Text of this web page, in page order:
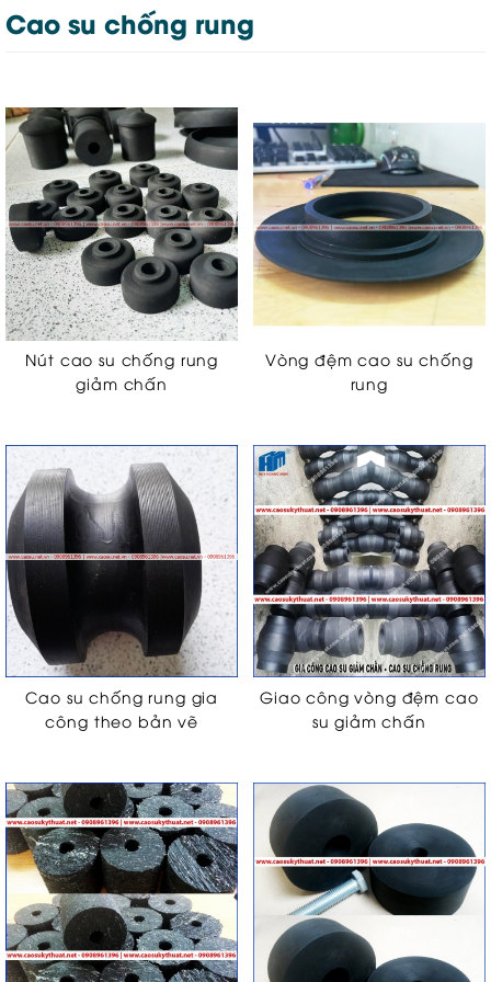
Cao su chống rung
Nút cao su chống rung
giảm chấn
Vòng đệm cao su chống
rung
Cao su chống rung gia
công theo bản vẽ
Giao công vòng đệm cao
su giảm chấn